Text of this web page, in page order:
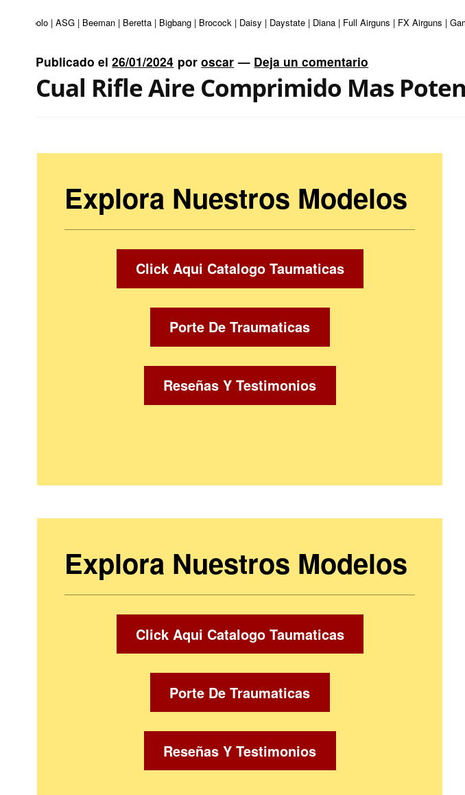
Apolo | ASG | Beeman | Beretta | Bigbang | Brocock | Daisy | Daystate | Diana | Full Airguns | FX Airguns |
Publicado el26/01/2024 poroscar — Deja un comentario
Cual Rifle Aire Comprimido Mas
Explora Nuestros Modelos
Click Aqui Catalogo Taumaticas
Porte De Traumaticas
Reseñas Y Testimonios
Explora Nuestros Modelos
Click Aqui Catalogo Taumaticas
Porte De Traumaticas
Reseñas Y Testimonios